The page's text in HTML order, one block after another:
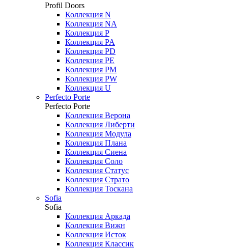
Profil Doors
Коллекция N
Коллекция NA
Коллекция P
Коллекция PA
Коллекция PD
Коллекция PE
Коллекция PM
Коллекция PW
Коллекция U
Perfecto Porte
Perfecto Porte
Коллекция Верона
Коллекция Либерти
Коллекция Модула
Коллекция Плана
Коллекция Сиена
Коллекция Соло
Коллекция Статус
Коллекция Страто
Коллекция Тоскана
Sofia
Sofia
Коллекция Аркада
Коллекция Вижн
Коллекция Исток
Коллекция Классик